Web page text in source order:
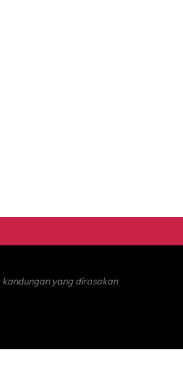
yang dirasakan